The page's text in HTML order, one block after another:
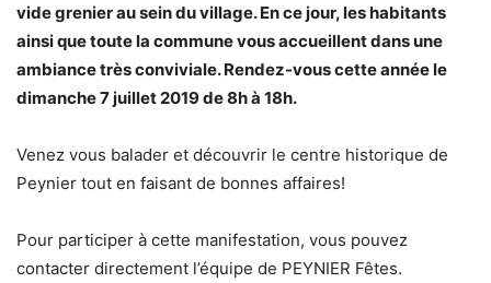
vide grenier au sein du village. En ce jour, les habitants
ainsi que toute la commune vous accueillent dans une
ambiance très conviviale. Rendez-vous cette année le
dimanche 7 juillet 2019 de 8h à 18h.
Venez vous balader et découvrir le centre historique de
Peynier tout en faisant de bonnes affaires!
Pour participer à cette manifestation, vous pouvez
contacter directement l’équipe de PEYNIER Fêtes.